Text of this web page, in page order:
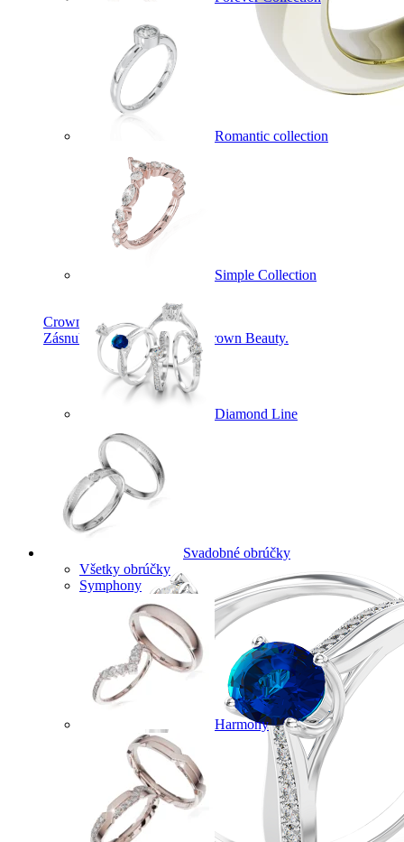
Crown Beauty
Zásnubné prstne z kolekcie Crown Beauty.
Romantic collection
Simple Collection
Diamond Line
Svadobné obrúčky
Všetky obrúčky
Symphony
Harmony